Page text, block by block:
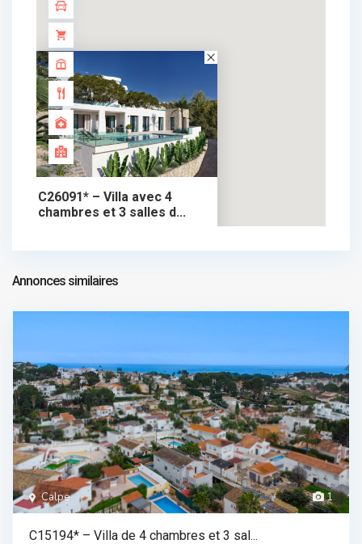
C26091* – Villa avec 4
chambres et 3 salles d...
1.750.000 €
Annonces similaires
1
Calpe
C15194* – Villa de 4 chambres et 3 sal...